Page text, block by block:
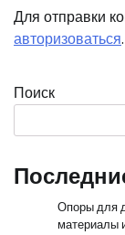
Для отправки
авторизоваться.
Поиск
Опоры для
материалы